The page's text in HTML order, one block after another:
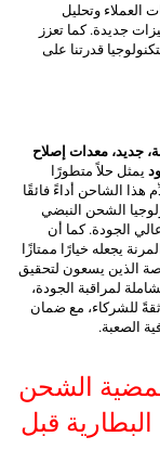
العملاء وتحليل
جديدة. كما تعزز
قدرتنا على
فولت 10 أمبير بالجملة، جديد، معدات إصلاح
يمثل حلاً متطورًا
هذا الشاحن أداءً فائقًا
الشحن النبضي
عالي الجودة. كما أن
يجعله خيارًا ممتازًا
الذين يسعون لتحقيق
لمراقبة الجودة،
ثقةً للشركاء، مع ضمان
الصعبة.
الشحن
قبل